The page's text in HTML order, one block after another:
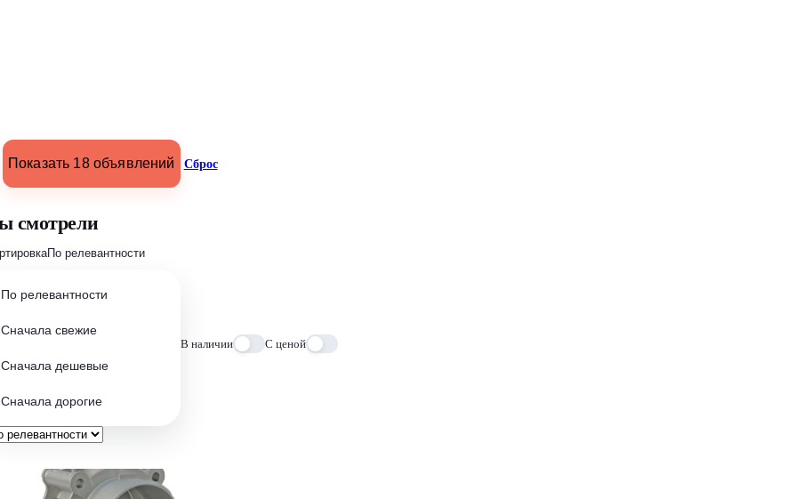
Показать 18 объявлений Сброс
смотрели
По релевантности
По релевантности
Сначала свежие
Сначала дешевые
Сначала дорогие
В наличии С ценой